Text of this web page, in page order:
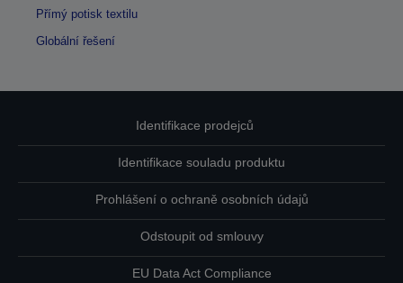
Přímý potisk textilu
Globální řešení
Identifikace prodejců
Identifikace souladu produktu
Prohlášení o ochraně osobních údajů
Odstoupit od smlouvy
EU Data Act Compliance